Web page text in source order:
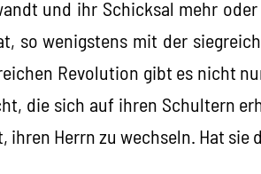
und ihr Schicksal mehr
so wenigstens mit der
Revolution gibt es nicht
die sich auf ihren Schultern
ihren Herrn zu wechseln. Hat sie